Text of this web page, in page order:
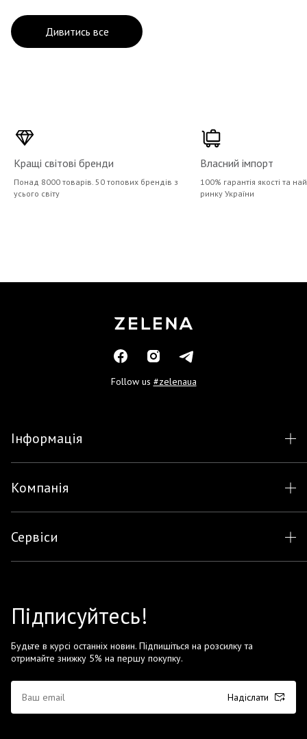
Дивитись все
Кращі світові бренди
Понад 8000 товарів. 50 топових брендів з
усього світу
Власний імпорт
100% гарантія якості та
ринку України
Follow us #zelenaua
Інформація
Компанія
Сервіси
Підписуйтесь!
Будьте в курсі останніх новин. Підпишіться на розсилку та
отримайте знижку 5% на першу покупку.
Надіслати